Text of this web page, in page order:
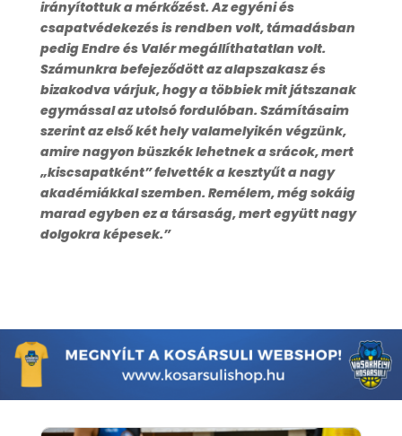
irányítottuk a mérkőzést. Az egyéni és
csapatvédekezés is rendben volt, támadásban
pedig Endre és Valér megállíthatatlan volt.
Számunkra befejeződött az alapszakasz és
bizakodva várjuk, hogy a többiek mit játszanak
egymással az utolsó fordulóban. Számításaim
szerint az első két hely valamelyikén végzünk,
amire nagyon büszkék lehetnek a srácok, mert
„kiscsapatként” felvették a kesztyűt a nagy
akadémiákkal szemben. Remélem, még sokáig
marad egyben ez a társaság, mert együtt nagy
dolgokra képesek.”